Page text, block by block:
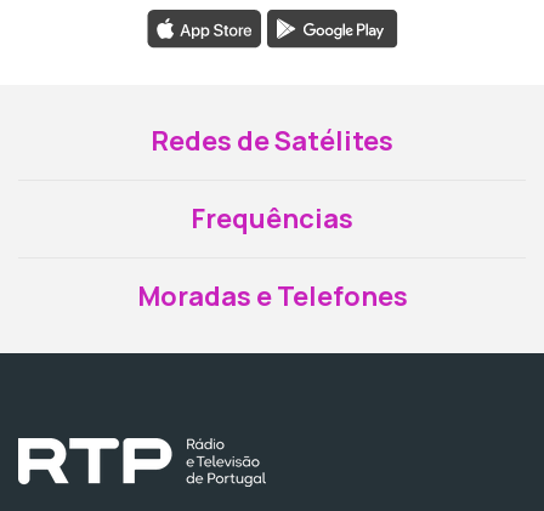
Redes de Satélites
Frequências
Moradas e Telefones